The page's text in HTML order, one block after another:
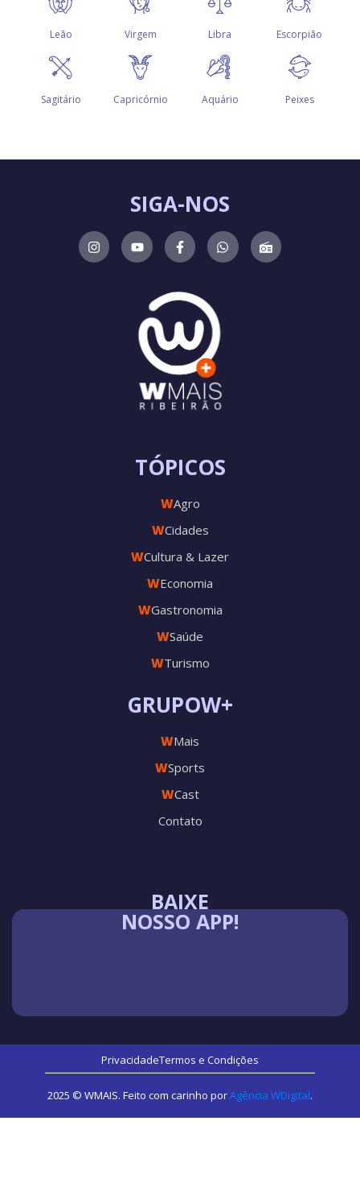
BAIXE
NOSSO APP!
GRUPOW+
WMais
WSports
WCast
Contato
TÓPICOS
WAgro
WCidades
WCultura & Lazer
WEconomia
WGastronomia
WSaúde
WTurismo
SIGA-NOS
PrivacidadeTermos e Condições
2025 © WMAIS. Feito com carinho porAgência WDigital.